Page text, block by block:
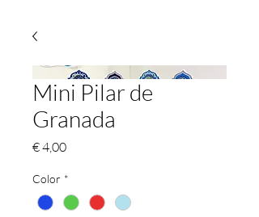
Mini Pilar de
Granada
€ 4,00Preço
Color *